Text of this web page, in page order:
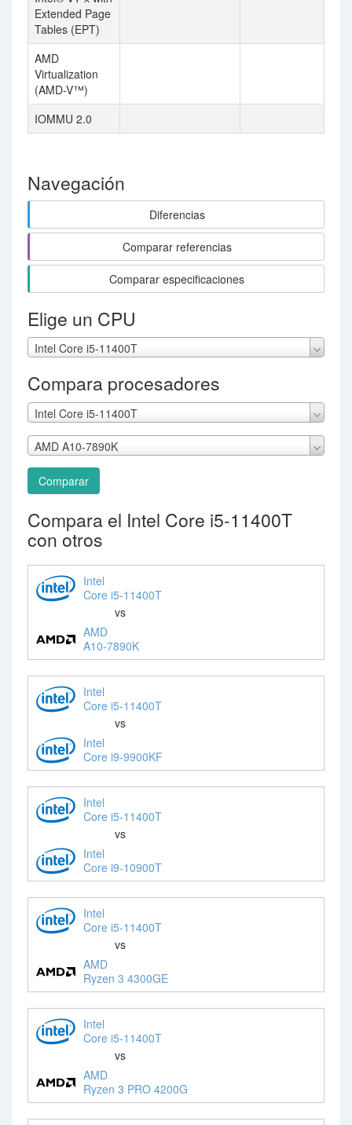
Extended Page
Tables (EPT)
AMD
Virtualization
(AMD-V™)
IOMMU 2.0
Navegación
Diferencias
Comparar referencias
Comparar especificaciones
Elige un CPU
Intel Core i5-11400T
Compara procesadores
Intel Core i5-11400T
AMD A10-7890K
Comparar
Compara el Intel Core i5-11400T
con otros
Intel
Core i5-11400T
vs
AMD
A10-7890K
Intel
Core i5-11400T
vs
Intel
Core i9-9900KF
Intel
Core i5-11400T
vs
Intel
Core i9-10900T
Intel
Core i5-11400T
vs
AMD
Ryzen 3 4300GE
Intel
Core i5-11400T
vs
AMD
Ryzen 3 PRO 4200G